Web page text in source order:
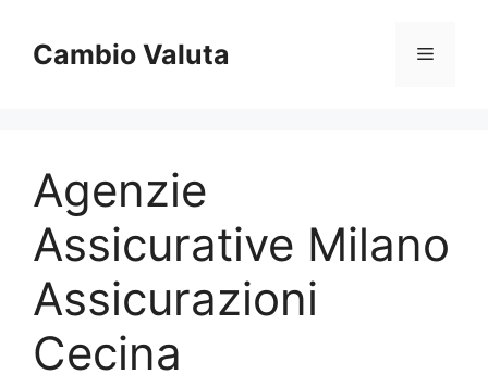
contenuto
Cambio Valuta Menu
Agenzie
Assicurative Milano
Assicurazioni
Cecina